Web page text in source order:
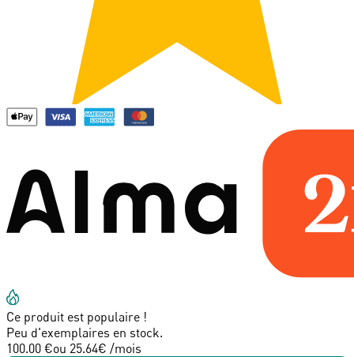
Ce produit est populaire !
Peu d'exemplaires en stock.
100.00 €ou 25.64€ /mois